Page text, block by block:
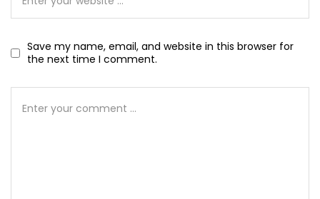
Save my name, email, and website in this browser for
the next time I comment.